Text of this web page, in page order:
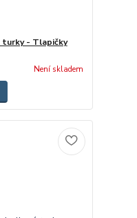
turky - Tlapičky
Není skladem